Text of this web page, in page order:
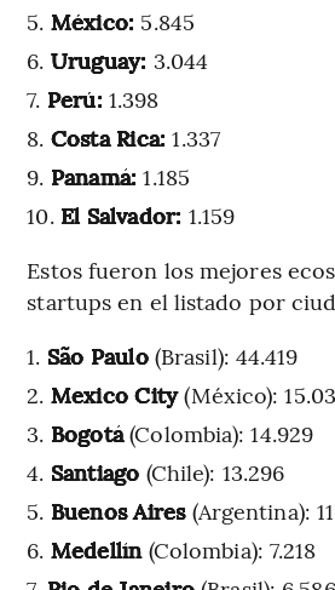
México: 5.845
Uruguay: 3.044
Perú: 1.398
Costa Rica: 1.337
Panamá: 1.185
El Salvador: 1.159
Estos fueron los mejores
startups en el listado por
São Paulo(Brasil): 44.419
Mexico City(México):
Bogotá(Colombia): 14.929
Santiago (Chile): 13.296
Buenos Aires(Argentina):
Medellín(Colombia): 7.218